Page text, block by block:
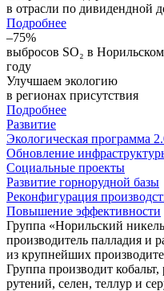
в отрасли по дивидендной
Подробнее
–75%
выбросов SO₂ в
году
Улучшаем экологию
в регионах присутствия
Подробнее
Развитие
Экологическая программа
Обновление
Социальные проекты
Развитие горнорудной базы
Реконфигурация
Повышение эффективности
Группа «Норильский
производитель палладия и
из крупнейших
Группа производит
рутений, селен, теллур и